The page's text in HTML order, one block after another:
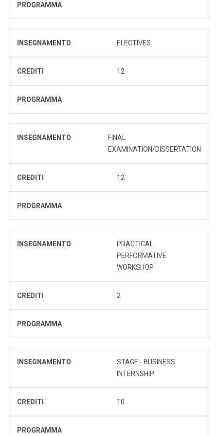
PROGRAMMA
INSEGNAMENTO ELECTIVES
CREDITI 12
PROGRAMMA
INSEGNAMENTO
FINAL
EXAMINATION/DISSERTATION
CREDITI 12
PROGRAMMA
INSEGNAMENTO
PRACTICAL-
PERFORMATIVE
WORKSHOP
CREDITI 2
PROGRAMMA
INSEGNAMENTO
STAGE - BUSINESS
INTERNSHIP
CREDITI 10
PROGRAMMA